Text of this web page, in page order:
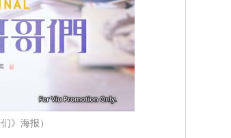
》海报）